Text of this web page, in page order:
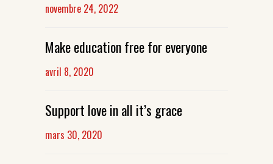
novembre 24, 2022
Make education free for everyone
avril 8, 2020
Support love in all it’s grace
mars 30, 2020